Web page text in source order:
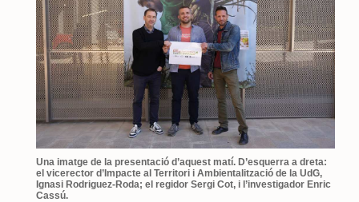
Una imatge de la presentació d’aquest matí. D’esquerra a dreta:
el vicerector d’Impacte al Territori i Ambientalització de la UdG,
Ignasi Rodriguez-Roda; el regidor Sergi Cot, i l’investigador Enric
Cassú.